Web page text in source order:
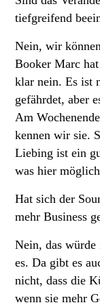
tiefgreifend
Nein, wir
Booker Marc
klar nein. Es ist
gefährdet, aber
Am
kennen wir sie.
Liebing ist ein
was hier
Hat sich der
mehr Business
Nein, das würde
es. Da gibt es
nicht, dass die
wenn sie mehr